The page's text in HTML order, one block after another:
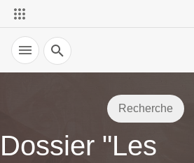
Recherche
Recherche
Dossier "Les